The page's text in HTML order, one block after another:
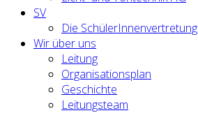
SV
Die SchülerInnenvertretung
Wir über uns
Leitung
Organisationsplan
Geschichte
Leitungsteam